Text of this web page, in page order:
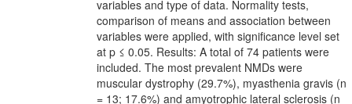
variables and type of data. Normality tests,
comparison of means and association between
variables were applied, with significance level set
at p ≤ 0.05. Results: A total of 74 patients were
included. The most prevalent NMDs were
muscular dystrophy (29.7%), myasthenia gravis (n
= 13; 17.6%) and amyotrophic lateral sclerosis (n